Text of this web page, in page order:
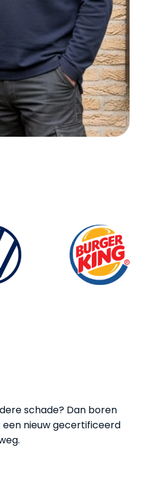
schade? Dan boren
nieuw gecertificeerd